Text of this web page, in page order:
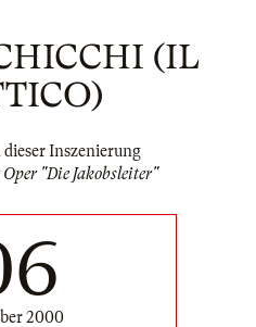
(IL
Inszenierung
"Die Jakobsleiter"
2000